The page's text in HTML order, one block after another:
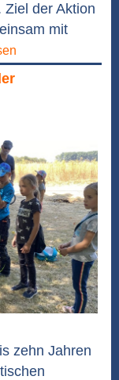
Ziel der Aktion
mit
zehn Jahren